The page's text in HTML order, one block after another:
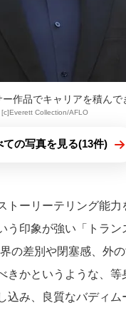
ー作品でキャリアを積ん
[c]Everett Collection/AFLO
ての写真を見る(13件)
トーリーテリング能
う印象が強い「トラ
の差別や閉塞感、外
きかというような、
込み、良質なバディ